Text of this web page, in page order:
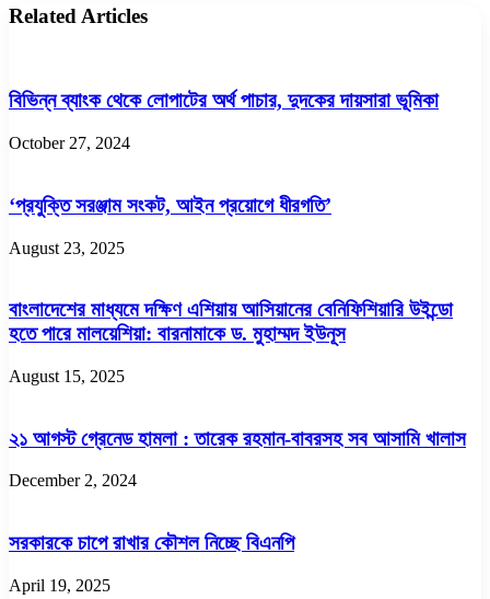
Related Articles
বিভিন্ন ব্যাংক থেকে লোপাটের অর্থ পাচার, দুদকের দায়সারা ভূমিকা
October 27, 2024
‘প্রযুক্তি সরঞ্জাম সংকট, আইন প্রয়োগে ধীরগতি’
August 23, 2025
বাংলাদেশের মাধ্যমে দক্ষিণ এশিয়ায় আসিয়ানের বেনিফিশিয়ারি উইন্ডো
হতে পারে মালয়েশিয়া: বারনামাকে ড. মুহাম্মদ ইউনূস
August 15, 2025
২১ আগস্ট গ্রেনেড হামলা : তারেক রহমান-বাবরসহ সব আসামি খালাস
December 2, 2024
সরকারকে চাপে রাখার কৌশল নিচ্ছে বিএনপি
April 19, 2025